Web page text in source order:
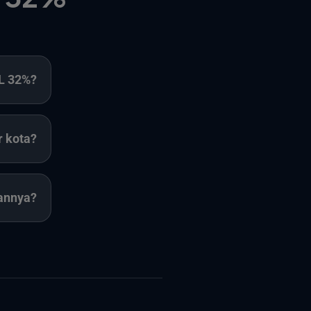
32%?
kota?